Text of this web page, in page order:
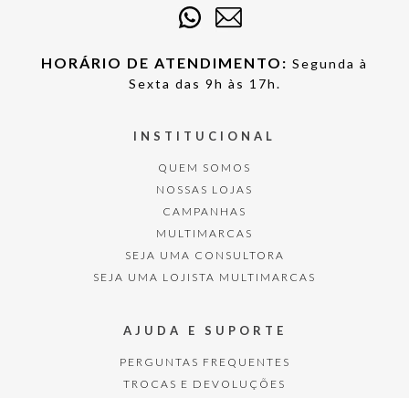
HORÁRIO DE ATENDIMENTO: Segunda à
Sexta das 9h às 17h.
INSTITUCIONAL
QUEM SOMOS
NOSSAS LOJAS
CAMPANHAS
MULTIMARCAS
SEJA UMA CONSULTORA
SEJA UMA LOJISTA MULTIMARCAS
AJUDA E SUPORTE
PERGUNTAS FREQUENTES
TROCAS E DEVOLUÇÕES